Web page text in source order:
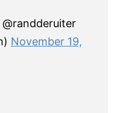
November 19,